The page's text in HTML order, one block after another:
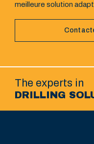
The experts in
DRILLING
meilleure solution